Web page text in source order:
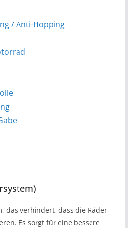
/ Anti-Hopping
das verhindert, dass die Räder
Es sorgt für eine bessere